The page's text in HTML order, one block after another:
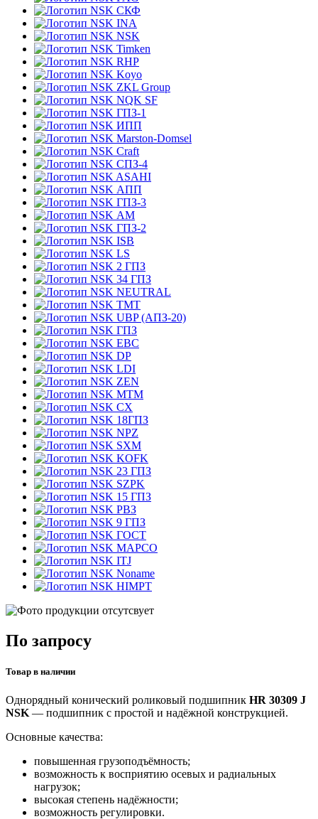
СКФ
INA
NSK
Timken
RHP
Koyo
ZKL Group
NQK SF
ГПЗ-1
ИПП
Marston-Domsel
Craft
СПЗ-4
ASAHI
АПП
ГПЗ-3
АМ
ГПЗ-2
ISB
LS
2 ГПЗ
34 ГПЗ
NEUTRAL
TMT
UBP (АПЗ-20)
ГПЗ
EBC
DP
LDI
ZEN
MTM
CX
18ГПЗ
NPZ
SXM
KOFK
23 ГПЗ
SZPK
15 ГПЗ
РВЗ
9 ГПЗ
ГОСТ
MAPCO
ITJ
Noname
HIMPT
По запросу
Товар в наличии
Однорядный конический роликовый подшипник HR 30309 J
NSK — подшипник с простой и надёжной конструкцией.
Основные качества:
повышенная грузоподъёмность;
возможность к восприятию осевых и радиальных
нагрузок;
высокая степень надёжности;
возможность регулировки.